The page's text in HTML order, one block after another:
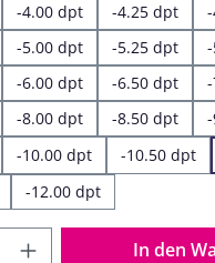
-4.00 dpt -4.25 dpt
-5.00 dpt -5.25 dpt
-6.00 dpt -6.50 dpt
-8.00 dpt -8.50 dpt
-10.00 dpt -10.50 dpt
-12.00 dpt
Anzahl: Gib den
In den